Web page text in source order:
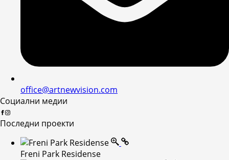
office@artnewvision.com
Социални медии
Последни проекти
Freni Park Residense